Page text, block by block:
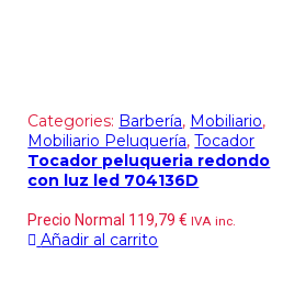
Categories: Barbería, Mobiliario,
Mobiliario Peluquería,Tocador
Tocador peluqueria redondo
con luz led 704136D
Precio Normal 119,79€ IVA inc.
Añadir al carrito